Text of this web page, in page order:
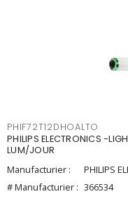
PHIF72T12DHOALTO
PHILIPS ELECTRONICS -
LUM/JOUR
Manufacturier :
PHILIPS
# Manufacturier : 366534